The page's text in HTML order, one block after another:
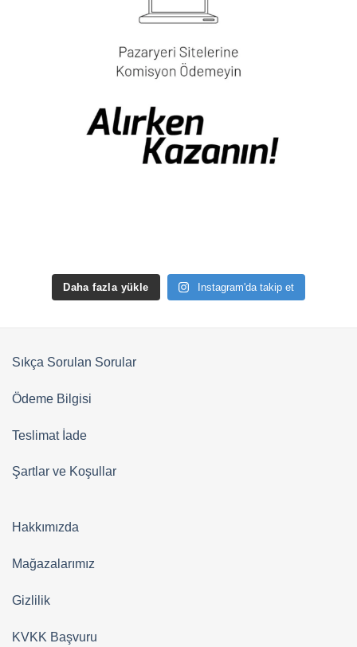
Daha fazla yükle Instagram'da takip et
Sıkça Sorulan Sorular
Ödeme Bilgisi
Teslimat İade
Şartlar ve Koşullar
Hakkımızda
Mağazalarımız
Gizlilik
KVKK Başvuru